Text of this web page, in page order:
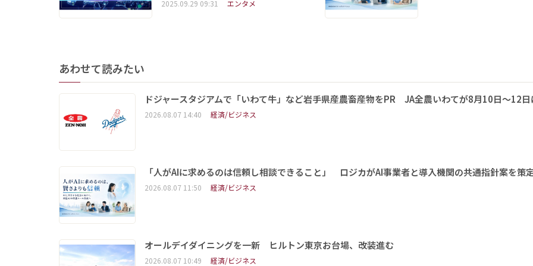
2025.09.29 09:31 エンタメ
あわせて読みたい
ドジャースタジアムで「いわて牛」など岩手県産農畜産物をPR JA全農いわてが8月10日～12日
2026.08.07 14:40 経済/ビジネス
「人がAIに求めるのは信頼し相談できること」 ロジカがAI事業者と導入機関の共通指針案を策
2026.08.07 11:50 経済/ビジネス
オールデイダイニングを一新 ヒルトン東京お台場、改装進む
2026.08.07 10:49 経済/ビジネス